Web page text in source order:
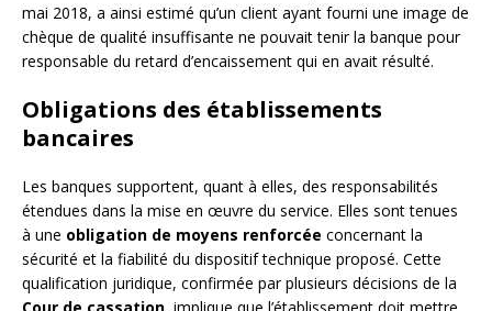
mai 2018, a ainsi estimé qu’un client ayant fourni une image de
chèque de qualité insuffisante ne pouvait tenir la banque pour
responsable du retard d’encaissement qui en avait résulté.
Obligations des établissements
bancaires
Les banques supportent, quant à elles, des responsabilités
étendues dans la mise en œuvre du service. Elles sont tenues
à une obligation de moyens renforcée concernant la
sécurité et la fiabilité du dispositif technique proposé. Cette
qualification juridique, confirmée par plusieurs décisions de la